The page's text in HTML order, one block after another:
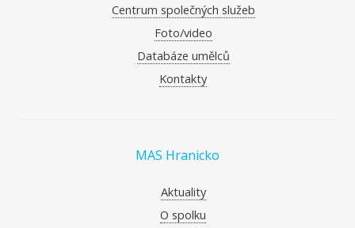
Centrum společných služeb
Foto/video
Databáze umělců
Kontakty
MAS Hranicko
Aktuality
O spolku